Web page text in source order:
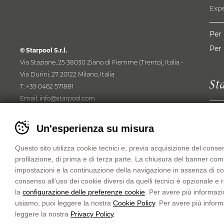
© Starpool S.r.l.
Via Stazione, 25 38030 Ziano di Fiemme (Trento), Italia -
Via Durini, 27 20122 Milano, Italia
T: +39 0462 571881
Email: info@starpool.com
Cap. Soc. Euro 550.000,00 i.v. Iscr. Reg. Imp. di Trento,
Italia
C.F. P.IVA IT01397570225 R.E.A.N. 134816 del 15/02/1993
C.C.I.A.A. di Trento, Italia
Privacy Policy
Quality policy
Documentazione sistema IoT SIM 4.0
Cookies
Preferenze cookies
Whistleblowing
WebsiteMADE IN CIMA Communication
Per
Per
W-
Banner
cookie
preferenze
cookie
Un'esperienza su misura
Questo sito utilizza cookie tecnici e, previa acquisizione del
profilazione, di prima e di terza parte. La chiusura del banner
impostazioni e la continuazione della navigazione in assenza di
consenso all’uso dei cookie diversi da quelli tecnici è opzionale e
la configurazione delle preferenze cookie . Per avere più
usiamo, puoi leggere la nostra Cookie Policy. Per avere più
leggere la nostra Privacy Policy.